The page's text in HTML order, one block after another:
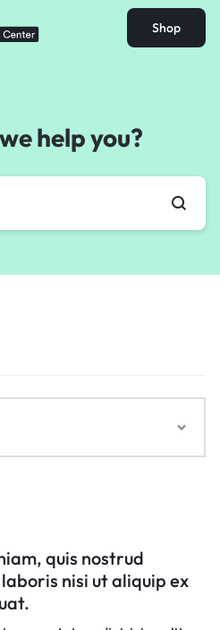
Shop
help you?
quis nostrud
nisi ut aliquip ex